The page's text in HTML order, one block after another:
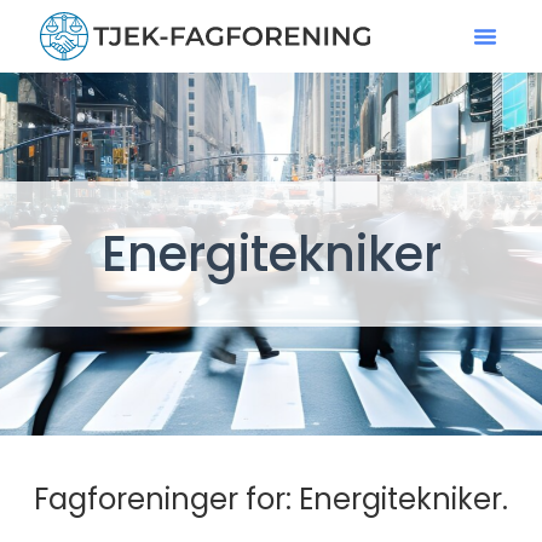
Energitekniker
Fagforeninger for: Energitekniker.